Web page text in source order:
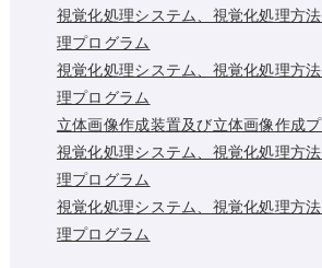
視覚化処理システム、視覚化処理方
理プログラム
視覚化処理システム、視覚化処理方
理プログラム
立体画像作成装置及び立体画像作成
視覚化処理システム、視覚化処理方
理プログラム
視覚化処理システム、視覚化処理方
理プログラム